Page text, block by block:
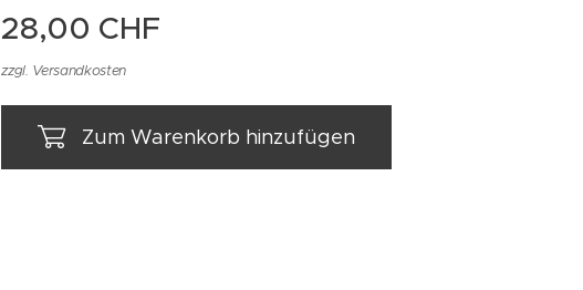
28,00 CHF
zzgl. Versandkosten
Zum Warenkorb hinzufügen